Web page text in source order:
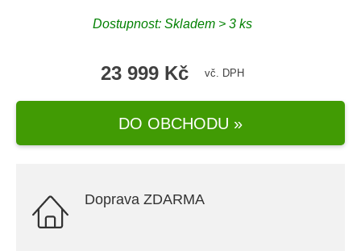
Dostupnost: Skladem > 3 ks
23 999 Kč vč. DPH
DO OBCHODU »
Doprava ZDARMA